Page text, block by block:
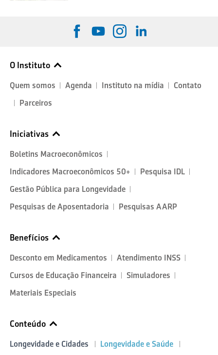
O Instituto
Quem somos Agenda Instituto na mídia
Contato
Parceiros
Iniciativas
Boletins Macroeconômicos
Indicadores Macroeconômicos 50+
Pesquisa IDL
Gestão Pública para Longevidade
Pesquisas de Aposentadoria
Pesquisas AARP
Benefícios
Desconto em Medicamentos
Atendimento INSS
Cursos de Educação Financeira
Simuladores
Materiais Especiais
Conteúdo
Longevidade e Cidades Longevidade e Saúde